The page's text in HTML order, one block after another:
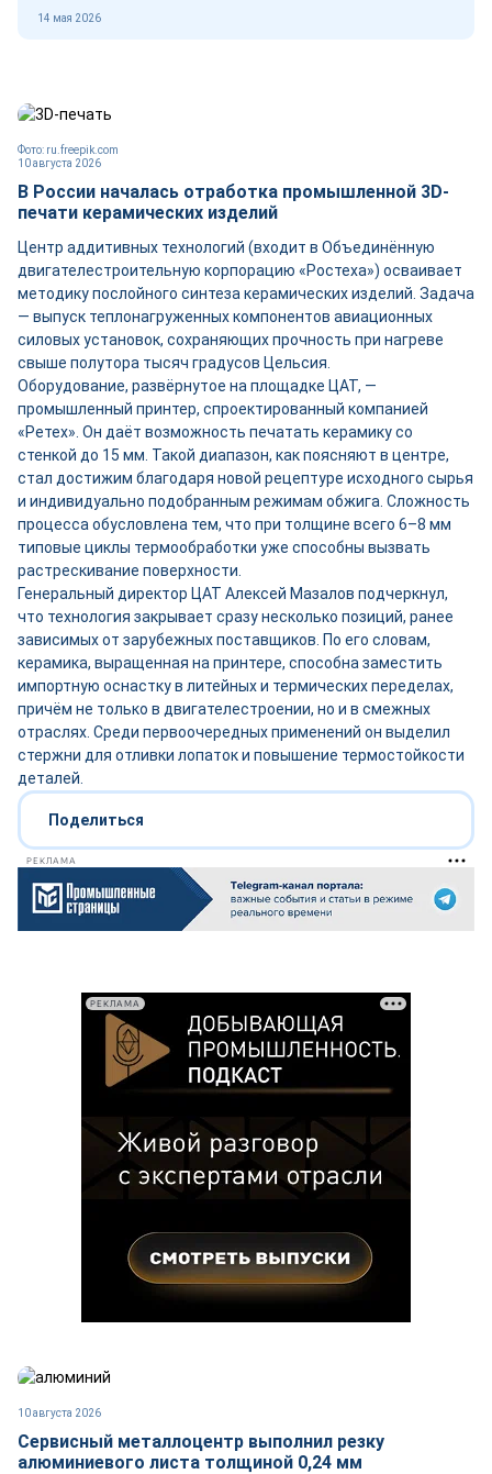
14 мая 2026
10 августа 2026
Фото: ru.freepik.com
В России началась отработка промышленной 3D-
печати керамических изделий
Центр аддитивных технологий (входит в Объединённую
двигателестроительную корпорацию «Ростеха») осваивает
методику послойного синтеза керамических изделий. Задача
— выпуск теплонагруженных компонентов авиационных
силовых установок, сохраняющих прочность при нагреве
свыше полутора тысяч градусов Цельсия.
Оборудование, развёрнутое на площадке ЦАТ, —
промышленный принтер, спроектированный компанией
«Ретех». Он даёт возможность печатать керамику со
стенкой до 15 мм. Такой диапазон, как поясняют в центре,
стал достижим благодаря новой рецептуре исходного сырья
и индивидуально подобранным режимам обжига. Сложность
процесса обусловлена тем, что при толщине всего 6–8 мм
типовые циклы термообработки уже способны вызвать
растрескивание поверхности.
Генеральный директор ЦАТ Алексей Мазалов подчеркнул,
что технология закрывает сразу несколько позиций, ранее
зависимых от зарубежных поставщиков. По его словам,
керамика, выращенная на принтере, способна заместить
импортную оснастку в литейных и термических переделах,
причём не только в двигателестроении, но и в смежных
отраслях. Среди первоочередных применений он выделил
стержни для отливки лопаток и повышение термостойкости
деталей.
Поделиться
РЕКЛАМА
10 августа 2026
Сервисный металлоцентр выполнил резку
алюминиевого листа толщиной 0,24 мм
РЕКЛАМА